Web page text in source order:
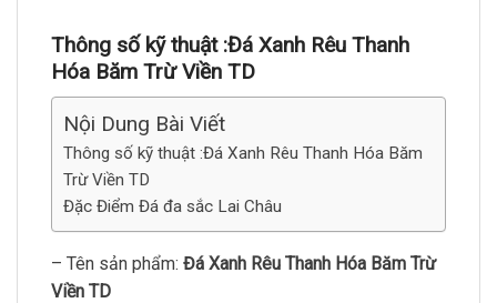
Thông số kỹ thuật :Đá Xanh Rêu Thanh
Hóa Băm Trừ Viền TD
Nội Dung Bài Viết
Thông số kỹ thuật :Đá Xanh Rêu Thanh Hóa Băm
Trừ Viền TD
Đặc Điểm Đá đa sắc Lai Châu
– Tên sản phẩm: Đá Xanh Rêu Thanh Hóa Băm Trừ
Viền TD